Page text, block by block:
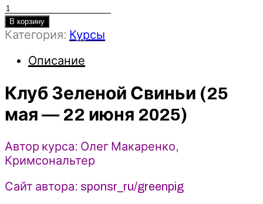
Количество
товара
Клуб
Свиньи
мая
22
2025)
-
Олег
Макаренко,
В корзину
Категория: Курсы
Описание
Клуб Зеленой Свиньи (25
мая — 22 июня 2025)
Автор курса: Олег Макаренко,
Кримсональтер
Сайт автора: sponsr_ru/greenpig